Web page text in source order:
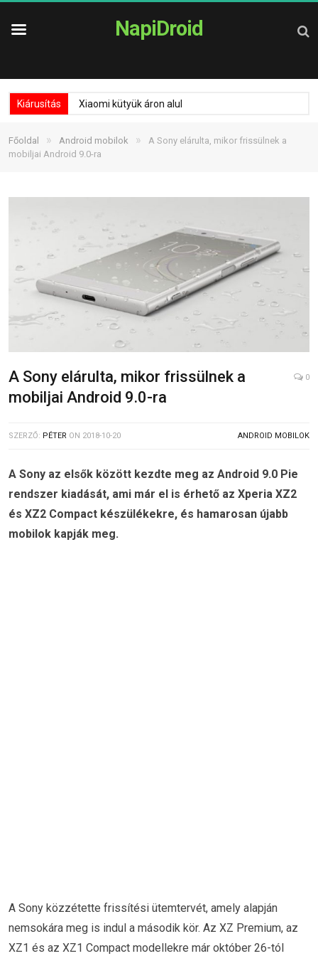
NapiDroid
Kiárusítás Xiaomi kütyük áron alul
Főoldal » Android mobilok »
A Sony elárulta, mikor frissülnek a
mobiljai Android 9.0-ra
A Sony elárulta, mikor frissülnek a
mobiljai Android 9.0-ra
0
SZERZŐ: PÉTER ON 2018-10-20 ANDROID MOBILOK
A Sony az elsők között kezdte meg az Android 9.0 Pie
rendszer kiadását, ami már el is érhető az Xperia XZ2
és XZ2 Compact készülékekre, és hamarosan újabb
mobilok kapják meg.
A Sony közzétette frissítési ütemtervét, amely alapján
nemsokára meg is indul a második kör. Az XZ Premium, az
XZ1 és az XZ1 Compact modellekre már október 26-tól